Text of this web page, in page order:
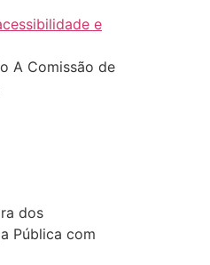
A Comissão de
dos
Pública com